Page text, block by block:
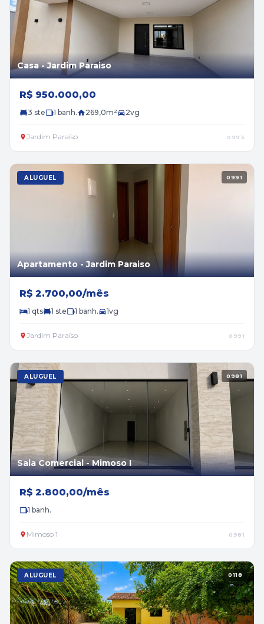
Casa - Jardim Paraiso
R$ 950.000,00
3 ste 1 banh. 269,0m² 2vg
Jardim Paraíso 0993
ALUGUEL 0991
Apartamento - Jardim Paraiso
R$ 2.700,00/mês
1 qts 1 ste 1 banh. 1vg
Jardim Paraíso 0991
ALUGUEL 0981
Sala Comercial - Mimoso I
R$ 2.800,00/mês
1 banh.
Mimoso 1 0981
ALUGUEL 0118